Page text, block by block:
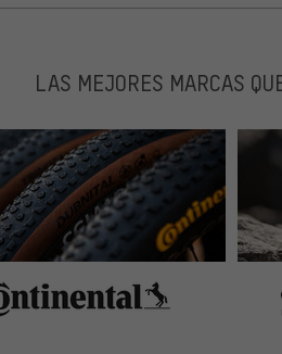
LAS MEJORES MARCAS